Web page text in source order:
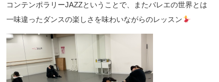
コンテンポラリーJAZZということで、またバレエの世界とは
一味違ったダンスの楽しさを味わいながらのレッスン